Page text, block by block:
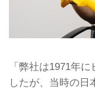
「弊社は1971年
したが、当時の日